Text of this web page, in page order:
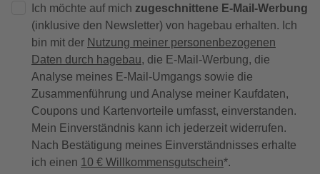
Ich möchte auf mich zugeschnittene E-Mail-Werbung
(inklusive den Newsletter) von hagebau erhalten. Ich
bin mit der Nutzung meiner personenbezogenen
Daten durch hagebau, die E-Mail-Werbung, die
Analyse meines E-Mail-Umgangs sowie die
Zusammenführung und Analyse meiner Kaufdaten,
Coupons und Kartenvorteile umfasst, einverstanden.
Mein Einverständnis kann ich jederzeit widerrufen.
Nach Bestätigung meines Einverständnisses erhalte
ich einen 10 € Willkommensgutschein*.